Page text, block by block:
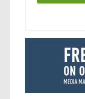
ON
MEDIA